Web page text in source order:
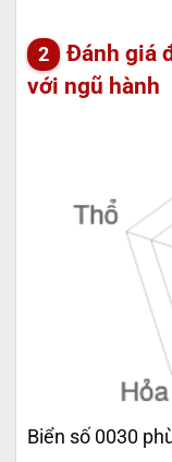
Đánh giá
với ngũ hành
Biển số 0030